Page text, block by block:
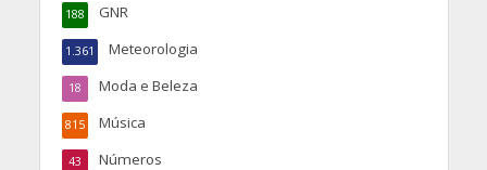
GNR
188
Meteorologia
1.361
Moda e Beleza
18
Música
815
Números
43